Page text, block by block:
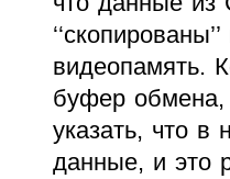
видеопамять.
буфер обмена,
указать, что в
данные, и это